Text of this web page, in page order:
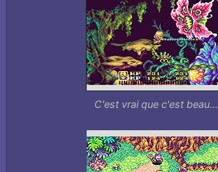
C'est vrai que c'est beau...